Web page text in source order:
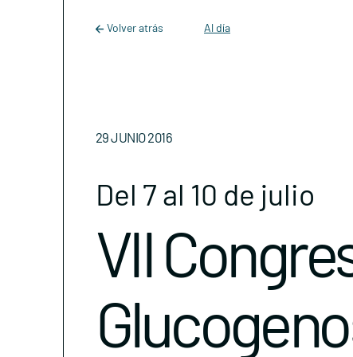
Main Navigation
Volver atrás Al día
29 JUNIO 2016
Del 7 al 10 de julio
VII